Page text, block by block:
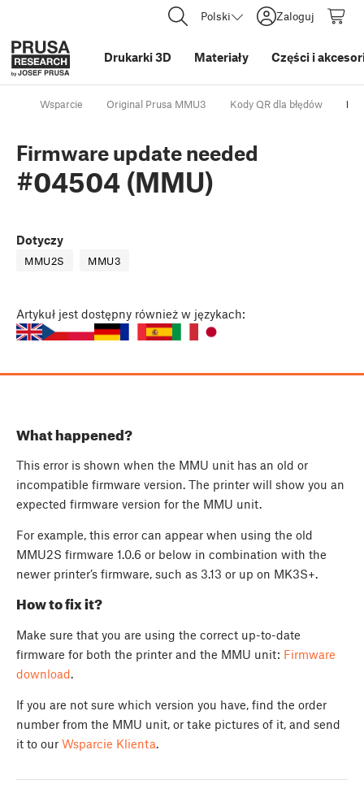
Polski Zaloguj
Drukarki 3D Materiały Części i
Wsparcie Original Prusa MMU3 Kody QR dla błędów
Firmware update needed
#04504 (MMU)
Dotyczy
MMU2S MMU3
Artykuł jest dostępny również w językach:
What happened?
This error is shown when the MMU unit has an old or
incompatible firmware version. The printer will show you an
expected firmware version for the MMU unit.
For example, this error can appear when using the old
MMU2S firmware 1.0.6 or below in combination with the
newer printer’s firmware, such as 3.13 or up on MK3S+.
How to fix it?
Make sure that you are using the correct up-to-date
firmware for both the printer and the MMU unit: Firmware
download.
If you are not sure which version you have, find the order
number from the MMU unit, or take pictures of it, and send
it to our Wsparcie Klienta.